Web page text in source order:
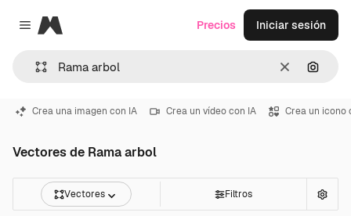
Close menu
Magnific
Borrar
Precios Iniciar sesión
Crea una imagen con IA Crea un vídeo con IA Crea un icono
Vectores de Rama arbol
Vectores Filtros